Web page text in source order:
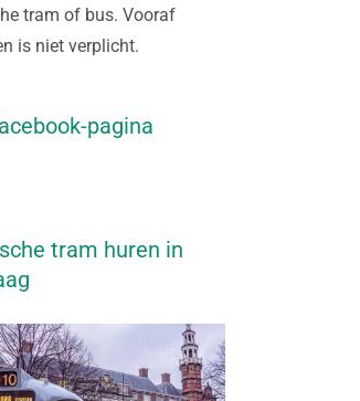
tram of bus. Vooraf
is niet verplicht.
pagina
tram huren in